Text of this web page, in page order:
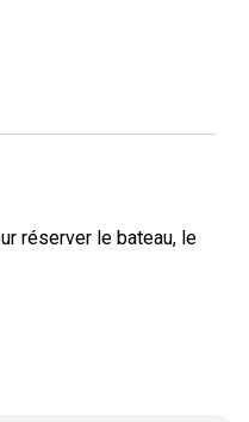
réserver le bateau, le